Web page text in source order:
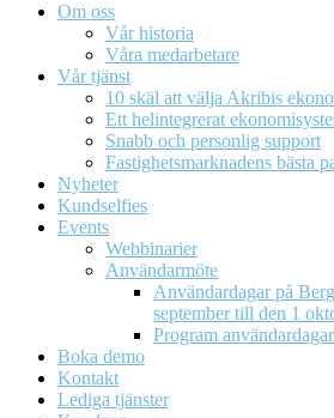
Om oss
Vår historia
Våra medarbetare
Vår tjänst
10 skäl att välja Akribis
Ett helintegrerat
Snabb och personlig support
Fastighetsmarknadens bästa
Nyheter
Kundselfies
Events
Webbinarier
Användarmöte
Användardagar på
september till den 1
Program
Boka demo
Kontakt
Lediga tjänster